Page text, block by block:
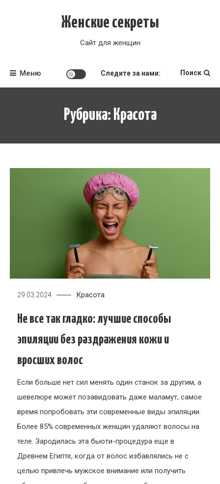
Женские секреты
Сайт для женщин
Меню Следите за нами: Поиск
Рубрика: Красота
29.03.2024 Красота
Не все так гладко: лучшие способы
эпиляции без раздражения кожи и
вросших волос
Если больше нет сил менять один станок за другим, а
шевелюре может позавидовать даже маламут, самое
время попробовать эти современные виды эпиляции.
Более 85% современных женщин удаляют волосы на
теле. Зародилась эта бьюти-процедура еще в
Древнем Египте, когда от волос избавлялись не с
целью привлечь мужское внимание или получить